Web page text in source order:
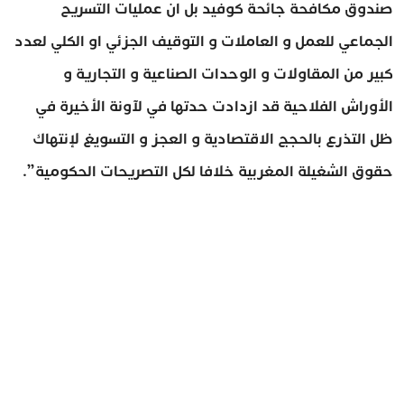
صندوق مكافحة جائحة كوفيد بل ان عمليات التسريح
الجماعي للعمل و العاملات و التوقيف الجزئي او الكلي لعدد
كبير من المقاولات و الوحدات الصناعية و التجارية و
الأوراش الفلاحية قد ازدادت حدتها في لآونة الأخيرة في
ظل التذرع بالحجج الاقتصادية و العجز و التسويغ لإنتهاك
حقوق الشغيلة المغربية خلافا لكل التصريحات الحكومية”.